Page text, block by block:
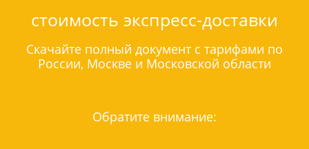
стоимость экспресс-доставки
Скачайте полный документ с тарифами по
России, Москве и Московской области
Обратите внимание: